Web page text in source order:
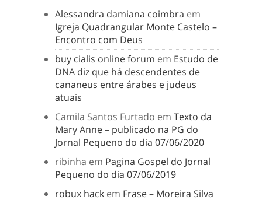
Alessandra damiana coimbra em
Igreja Quadrangular Monte Castelo –
Encontro com Deus
buy cialis online forum em Estudo de
DNA diz que há descendentes de
cananeus entre árabes e judeus
atuais
Camila Santos Furtado em Texto da
Mary Anne – publicado na PG do
Jornal Pequeno do dia 07/06/2020
ribinha em Pagina Gospel do Jornal
Pequeno do dia 07/06/2019
robux hack em Frase – Moreira Silva